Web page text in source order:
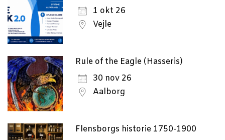
1 okt 26
Vejle
Rule of the Eagle (Hasseris)
30 nov 26
Aalborg
Flensborgs historie 1750-1900